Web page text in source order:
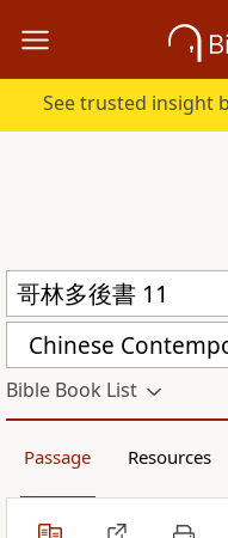
See trusted insight
Bible Book List
Passage Resources